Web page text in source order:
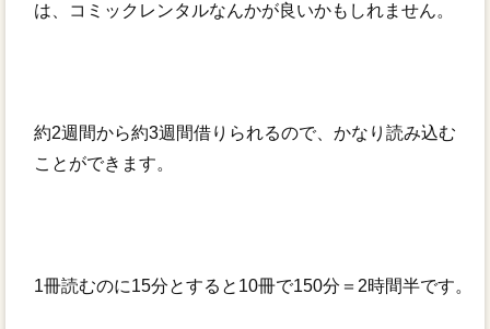
は、コミックレンタルなんかが良いかもしれません。
約2週間から約3週間借りられるので、かなり読み込む
ことができます。
1冊読むのに15分とすると10冊で150分＝2時間半です。